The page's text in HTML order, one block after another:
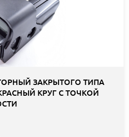
ЗАКРЫТОГО ТИПА
КРАСНЫЙ КРУГ С ТОЧКОЙ